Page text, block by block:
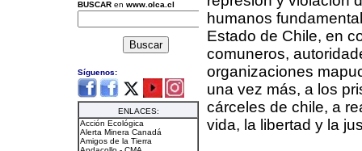
humanos
Estado de Chile, en
comuneros,
organizaciones
una vez más, a los
cárceles de chile, a
vida, la libertad y la